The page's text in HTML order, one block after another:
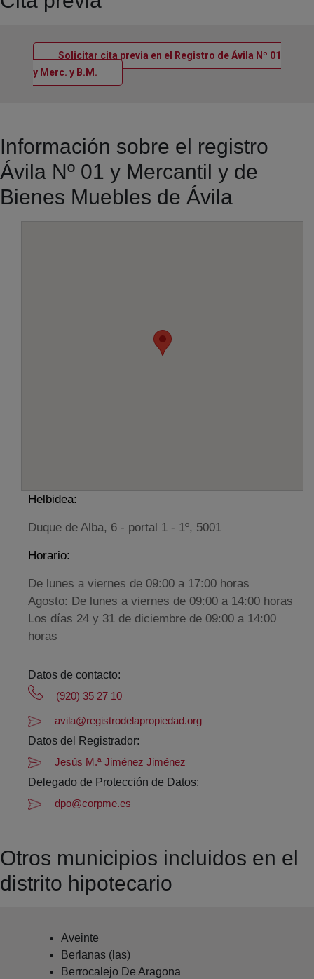
Solicitar cita previa en el Registro de Ávila Nº 01
y Merc. y B.M. Ventana nueva
Información sobre el registro
Ávila Nº 01 y Mercantil y de
Bienes Muebles de Ávila
Helbidea:
Duque de Alba, 6 - portal 1 - 1º, 5001
Horario:
De lunes a viernes de 09:00 a 17:00 horas
Agosto: De lunes a viernes de 09:00 a 14:00 horas
Los días 24 y 31 de diciembre de 09:00 a 14:00
horas
Datos de contacto:
(920) 35 27 10
avila@registrodelapropiedad.org
Datos del Registrador:
Jesús M.ª Jiménez Jiménez
Delegado de Protección de Datos:
dpo@corpme.es
Otros municipios incluidos en el
distrito hipotecario
Aveinte
Berlanas (las)
Berrocalejo De Aragona